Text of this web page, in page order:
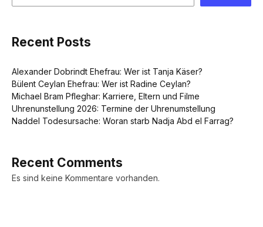
Recent Posts
Alexander Dobrindt Ehefrau: Wer ist Tanja Käser?
Bülent Ceylan Ehefrau: Wer ist Radine Ceylan?
Michael Bram Pfleghar: Karriere, Eltern und Filme
Uhrenunstellung 2026: Termine der Uhrenumstellung
Naddel Todesursache: Woran starb Nadja Abd el Farrag?
Recent Comments
Es sind keine Kommentare vorhanden.